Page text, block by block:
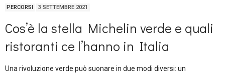
PERCORSI 3 SETTEMBRE 2021
Cos’è la stella Michelin verde e quali
ristoranti ce l’hanno in Italia
Una rivoluzione verde può suonare in due modi diversi: un